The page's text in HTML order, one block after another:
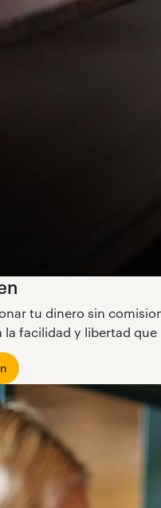
tu dinero sin
la facilidad y libertad